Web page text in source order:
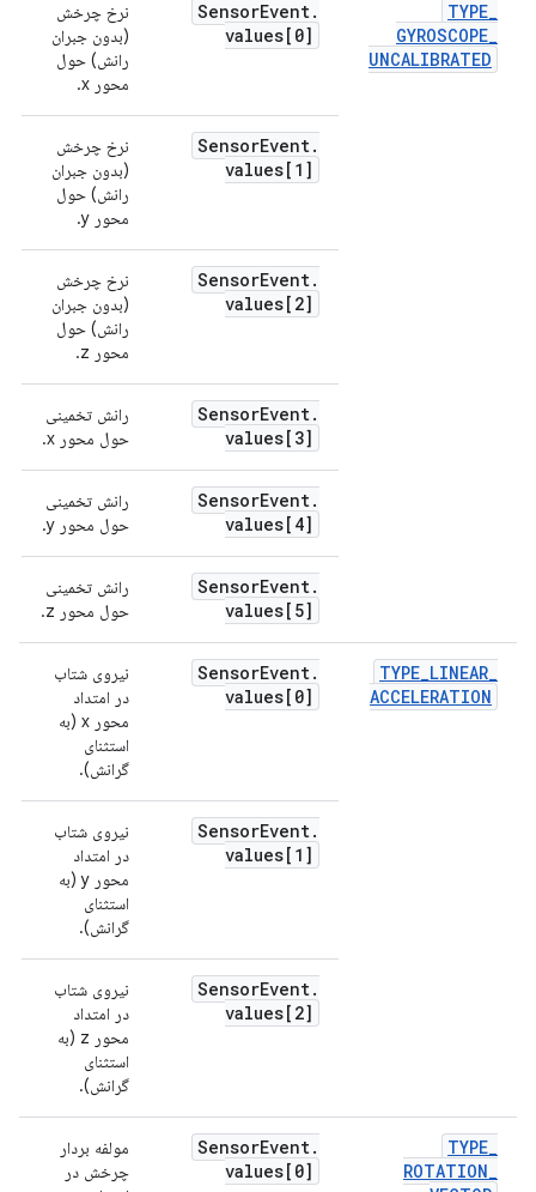
TYPE_
GYROSCOPE_
UNCALIBRATED
SensorEvent.
values[0]
نرخ چرخش
(بدون جبران
رانش) حول
محور x.
SensorEvent.
values[1]
نرخ چرخش
(بدون جبران
رانش) حول
محور y.
SensorEvent.
values[2]
نرخ چرخش
(بدون جبران
رانش) حول
محور z.
SensorEvent.
values[3]
رانش تخمینی
حول محور x.
SensorEvent.
values[4]
رانش تخمینی
حول محور y.
SensorEvent.
values[5]
رانش تخمینی
حول محور z.
TYPE_LINEAR_
ACCELERATION
SensorEvent.
values[0]
نیروی شتاب
در امتداد
محور x (به
استثنای
گرانش).
SensorEvent.
values[1]
نیروی شتاب
در امتداد
محور y (به
استثنای
گرانش).
SensorEvent.
values[2]
نیروی شتاب
در امتداد
محور z (به
استثنای
گرانش).
TYPE_
ROTATION_
SensorEvent.
values[0]
مولفه بردار
چرخش در